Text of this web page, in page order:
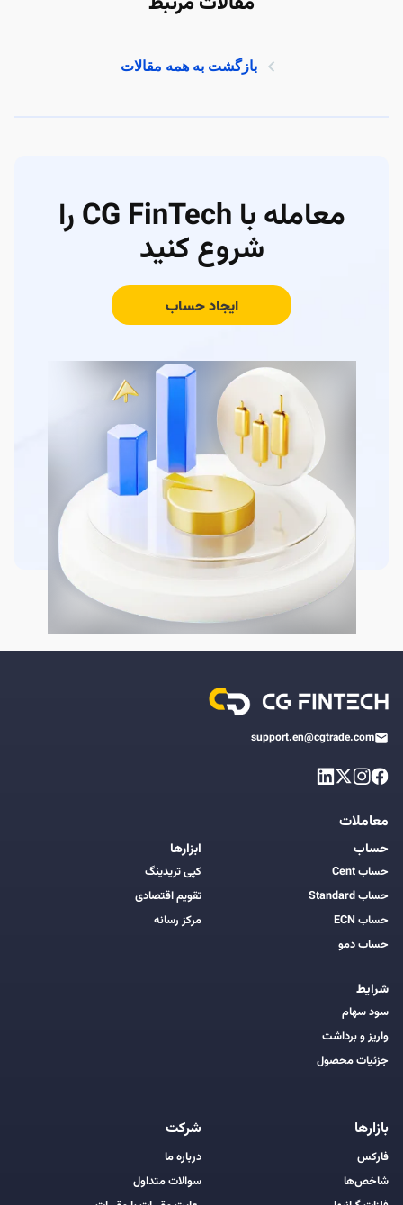
بازگشت به همه مقالات
معامله با CG FinTech را
شروع کنید
ایجاد حساب
support.en@cgtrade.com
معاملات
حساب
حساب Cent
حساب Standard
حساب ECN
حساب دمو
شرایط
سود سهام
واریز و برداشت
جزئیات محصول
ابزارها
کپی تریدینگ
تقویم اقتصادی
مرکز رسانه
بازارها
فارکس
شاخص‌ها
شرکت
درباره ما
سوالات متداول